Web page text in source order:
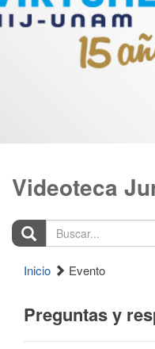
Videoteca
Buscar...
Inicio Evento
Preguntas y